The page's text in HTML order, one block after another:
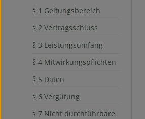
§ 1 Geltungsbereich
§ 2 Vertragsschluss
§ 3 Leistungsumfang
§ 4 Mitwirkungspflichten
§ 5 Daten
§ 6 Vergütung
§ 7 Nicht durchführbare